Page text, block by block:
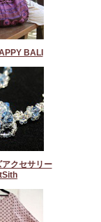
BALI
クセサリー